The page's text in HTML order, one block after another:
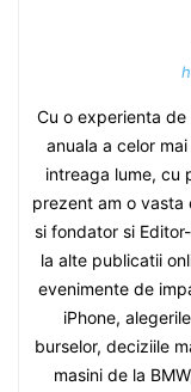
Cu o experienta de
anuala a celor
intreaga lume, cu
prezent am o vasta
si fondator si
la alte publicatii
evenimente de
iPhone,
burselor, deciziile
masini de la